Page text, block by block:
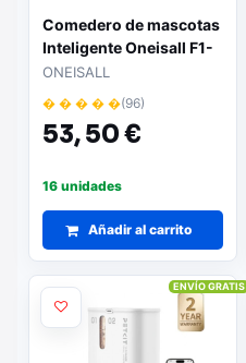
Comedero de mascotas
Inteligente Oneisall F1-
M 3L WiFi/ Control
ONEISALL
� � � � �(96)
53,50 €
16 unidades
Añadir al carrito
ENVÍO GRATIS